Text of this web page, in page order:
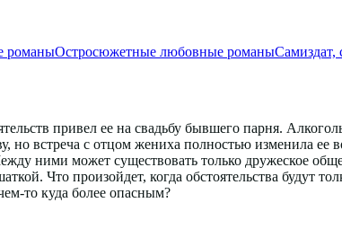
романыОстросюжетные любовные романыСамиздат,
привел ее на свадьбу бывшего парня.
но встреча с отцом жениха полностью изменила
ними может существовать только дружеское
Что произойдет, когда обстоятельства будут
то куда более опасным?